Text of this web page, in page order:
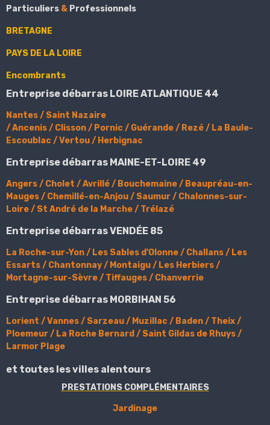
Particuliers & Professionnels
BRETAGNE
PAYS DE LA LOIRE
Encombrants
Entreprise débarras LOIRE ATLANTIQUE 44
Nantes/ Saint Nazaire
/Ancenis/ Clisson/ Pornic/ Guérande/ Rezé/ La Baule-
Escoublac/Vertou/ Herbignac
Entreprise débarras MAINE-ET-LOIRE 49
Angers/ Cholet /Avrillé/ Bouchemaine/ Beaupréau-en-
Mauges/ Chemillé-en-Anjou/ Saumur/ Chalonnes-sur-
Loire/ St André de la Marche/ Trélazé
Entreprise débarras VENDÉE 85
La Roche-sur-Yon/ Les Sables d'Olonne/ Challans/ Les
Essarts/ Chantonnay/ Montaigu/ Les Herbiers/
Mortagne-sur-Sèvre/ Tiffauges/ Chanverrie
Entreprise débarras MORBIHAN 56
Lorient /Vannes/ Sarzeau/ Muzillac/ Baden/ Theix/
Ploemeur/ La Roche Bernard / Saint Gildas de Rhuys/
Larmor Plage
et toutes les villes alentours
PRESTATIONS COMPLÉMENTAIRES
Jardinage